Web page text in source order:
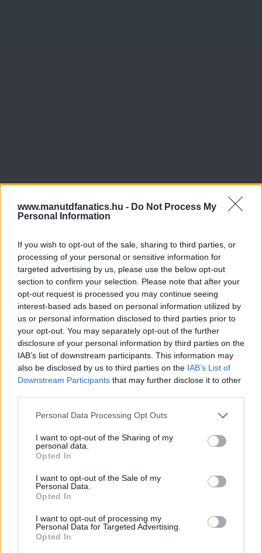
www.manutdfanatics.hu - Do Not Process My
Personal Information
If you wish to opt-out of the sale, sharing to third parties, or
processing of your personal or sensitive information for
targeted advertising by us, please use the below opt-out
section to confirm your selection. Please note that after your
opt-out request is processed you may continue seeing
interest-based ads based on personal information utilized by
us or personal information disclosed to third parties prior to
your opt-out. You may separately opt-out of the further
disclosure of your personal information by third parties on the
IAB’s list of downstream participants. This information may
also be disclosed by us to third parties on the IAB’s List of
Downstream Participants that may further disclose it to other
Please note that this website/app uses one or more Google
not limited to your visit or usage behaviour. You may click to
grant or deny consent to Google and its third-party tags to
use your data for below specified purposes in below Google
consent section.
Personal Data Processing Opt Outs
I want to opt-out of the Sharing of my
personal data.
Opted In
I want to opt-out of the Sale of my
Personal Data.
Opted In
I want to opt-out of processing my
Personal Data for Targeted Advertising.
Opted In